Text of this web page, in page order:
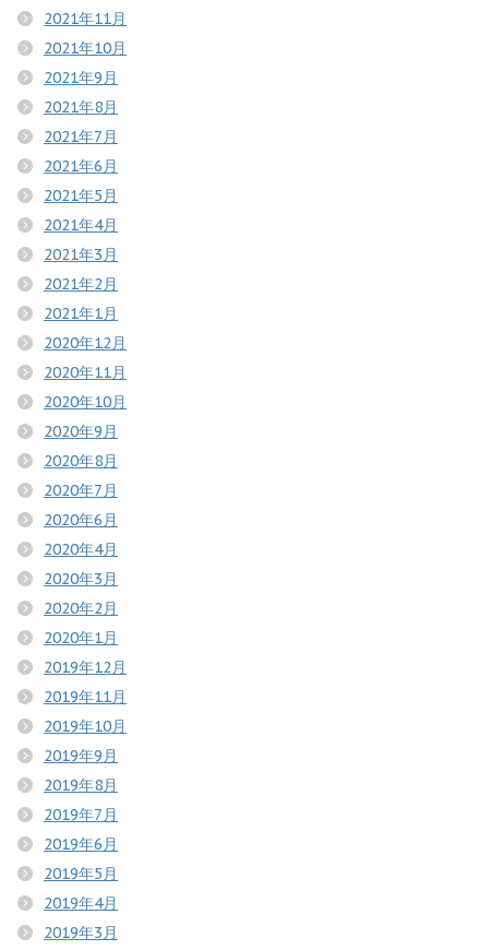
2021年11月
2021年10月
2021年9月
2021年8月
2021年7月
2021年6月
2021年5月
2021年4月
2021年3月
2021年2月
2021年1月
2020年12月
2020年11月
2020年10月
2020年9月
2020年8月
2020年7月
2020年6月
2020年4月
2020年3月
2020年2月
2020年1月
2019年12月
2019年11月
2019年10月
2019年9月
2019年8月
2019年7月
2019年6月
2019年5月
2019年4月
2019年3月